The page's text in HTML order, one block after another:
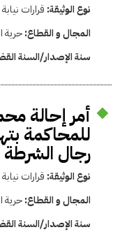
نوع الوثيقة: قرارات نيابة
المجال و القطاع:حرية
سنة الإصدار/السنة
أمر إحالة
للمحاكمة
رجال الشرطة
نوع الوثيقة: قرارات نيابة
المجال و القطاع:حرية
سنة الإصدار/السنة